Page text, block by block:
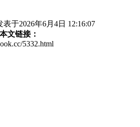
表于2026年6月4日 12:16:07
文链接：
5332.html